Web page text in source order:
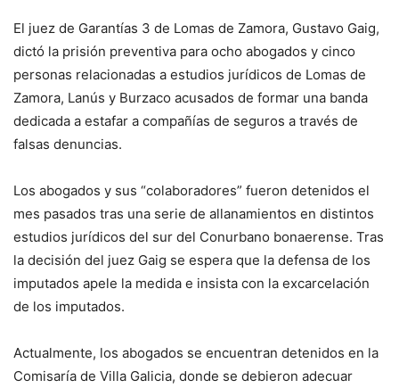
El juez de Garantías 3 de Lomas de Zamora, Gustavo Gaig,
dictó la prisión preventiva para ocho abogados y cinco
personas relacionadas a estudios jurídicos de Lomas de
Zamora, Lanús y Burzaco acusados de formar una banda
dedicada a estafar a compañías de seguros a través de
falsas denuncias.
Los abogados y sus “colaboradores” fueron detenidos el
mes pasados tras una serie de allanamientos en distintos
estudios jurídicos del sur del Conurbano bonaerense. Tras
la decisión del juez Gaig se espera que la defensa de los
imputados apele la medida e insista con la excarcelación
de los imputados.
Actualmente, los abogados se encuentran detenidos en la
Comisaría de Villa Galicia, donde se debieron adecuar